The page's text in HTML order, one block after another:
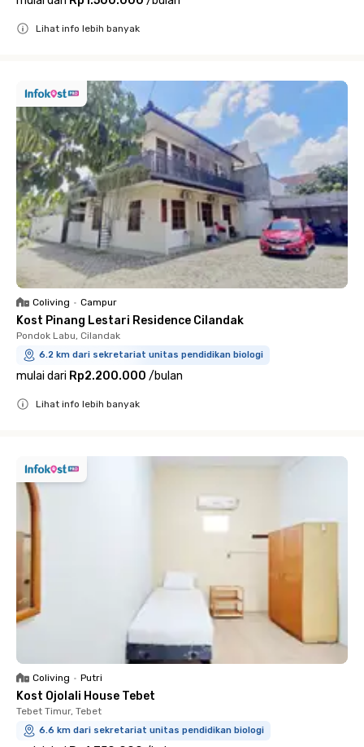
Lihat info lebih banyak
Coliving • Campur
Kost Pinang Lestari Residence Cilandak
Pondok Labu, Cilandak
6.2 km dari sekretariat unitas pendidikan biologi
mulai dari Rp2.200.000 /bulan
Lihat info lebih banyak
Coliving • Putri
Kost Ojolali House Tebet
Tebet Timur, Tebet
6.6 km dari sekretariat unitas pendidikan biologi